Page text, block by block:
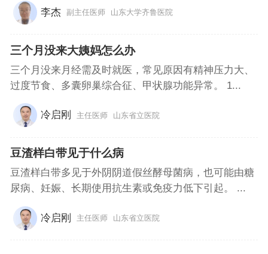
李杰 副主任医师 山东大学齐鲁医院
三个月没来大姨妈怎么办
三个月没来月经需及时就医，常见原因有精神压力大、
过度节食、多囊卵巢综合征、甲状腺功能异常。 1...
冷启刚 主任医师 山东省立医院
豆渣样白带见于什么病
豆渣样白带多见于外阴阴道假丝酵母菌病，也可能由糖
尿病、妊娠、长期使用抗生素或免疫力低下引起。 ...
冷启刚 主任医师 山东省立医院